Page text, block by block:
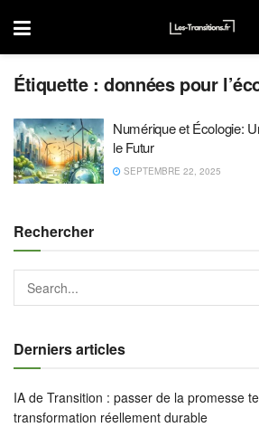
Étiquette :données pour
Numérique et Écologie:
le Futur
SEPTEMBRE 22, 2025
Rechercher
Derniers articles
IA de Transition : passer de la promesse
transformation réellement durable